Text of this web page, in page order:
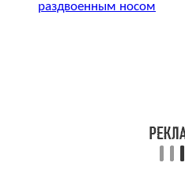
раздвоенным носом